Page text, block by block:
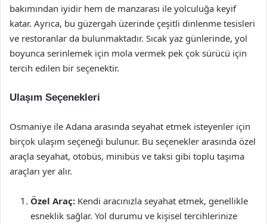
bakımından iyidir hem de manzarası ile yolculuğa keyif
katar. Ayrıca, bu güzergah üzerinde çeşitli dinlenme tesisleri
ve restoranlar da bulunmaktadır. Sıcak yaz günlerinde, yol
boyunca serinlemek için mola vermek pek çok sürücü için
tercih edilen bir seçenektir.
Ulaşım Seçenekleri
Osmaniye ile Adana arasında seyahat etmek isteyenler için
birçok ulaşım seçeneği bulunur. Bu seçenekler arasında özel
araçla seyahat, otobüs, minibüs ve taksi gibi toplu taşıma
araçları yer alır.
Özel Araç: Kendi aracınızla seyahat etmek, genellikle
esneklik sağlar. Yol durumu ve kişisel tercihlerinize